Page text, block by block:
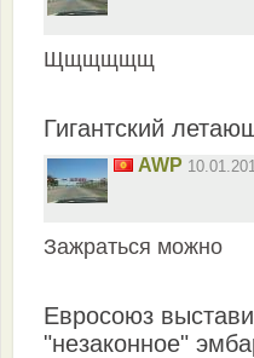
Щщщщщщ
Гигантский
AWP
Зажраться можно
Евросоюз
"незаконное"